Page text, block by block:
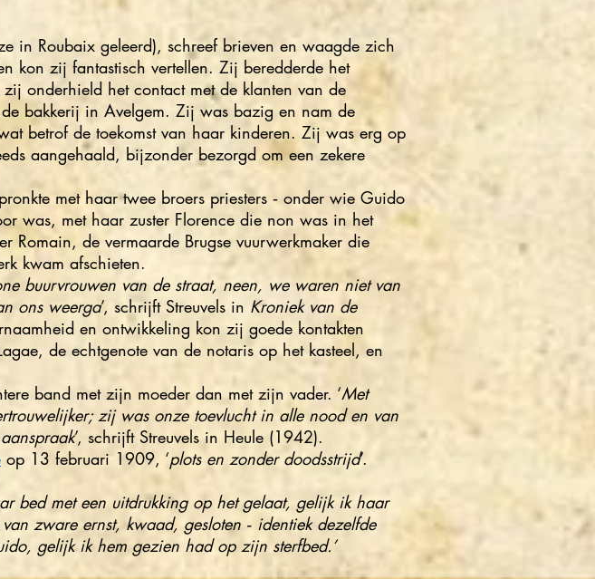
in Roubaix geleerd), schreef brieven en waagde zich
kon zij fantastisch vertellen. Zij beredderde het
onderhield het contact met de klanten van de
bakkerij in Avelgem. Zij was bazig en nam de
betrof de toekomst van haar kinderen. Zij was erg op
aangehaald, bijzonder bezorgd om een zekere
met haar twee broers priesters ‑ onder wie Guido
was, met haar zuster Florence die non was in het
Romain, de vermaarde Brugse vuurwerkmaker die
kwam afschieten.
buurvrouwen van de straat, neen, we waren niet van
ons weerga’, schrijft Streuvels in Kroniek van de
en ontwikkeling kon zij goede kontakten
de echtgenote van de notaris op het kasteel, en
band met zijn moeder dan met zijn vader. ‘Met
zij was onze toevlucht in alle nood en van
’, schrijft Streuvels in Heule (1942).
op 13 februari 1909, ‘plots en zonder doodsstrijd’.
bed met een uitdrukking op het gelaat, gelijk ik haar
zware ernst, kwaad, gesloten ‑ identiek dezelfde
gelijk ik hem gezien had op zijn sterfbed.’